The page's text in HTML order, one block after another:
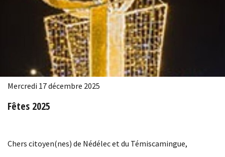
Mercredi 17 décembre 2025
Fêtes 2025
Chers citoyen(nes) de Nédélec et du Témiscamingue,